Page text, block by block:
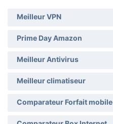
Meilleur VPN
Prime Day Amazon
Meilleur Antivirus
Meilleur climatiseur
Comparateur Forfait mobile